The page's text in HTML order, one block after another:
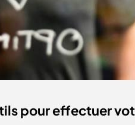
pour effectuer